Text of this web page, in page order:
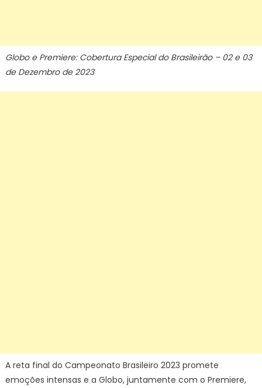
Globo e Premiere: Cobertura Especial do Brasileirão – 02 e 03
de Dezembro de 2023
A reta final do Campeonato Brasileiro 2023 promete
emoções intensas e a Globo, juntamente com o Premiere,